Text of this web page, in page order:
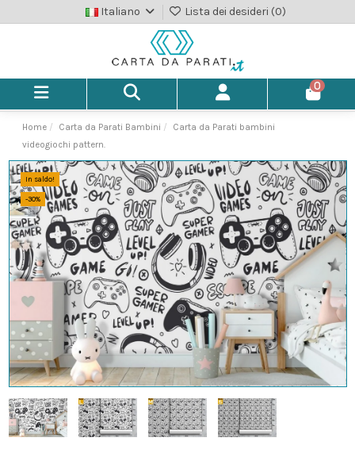
Italiano Lista dei desideri (0)
0
Home Carta da Parati Bambini
Carta da Parati bambini
videogiochi pattern.
In saldo!
-30%